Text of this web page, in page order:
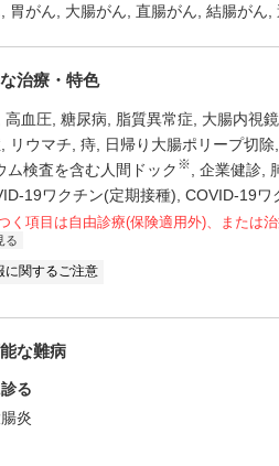
胃がん 大腸がん 直腸がん 結腸がん
治療・特色
高血圧 糖尿病 脂質異常症 大腸内視
リウマチ 痔 日帰り大腸ポリープ切除
ム検査を含む人間ドック ※ 企業健診
19ワクチン(定期接種) COVID-19ワ
く項目は自由診療(保険適用外)、または
る
に関するご注意
な難病
る
炎